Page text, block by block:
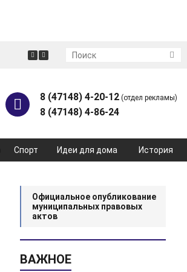
8 (47148) 4-20-12 (отдел рекламы)
8 (47148) 4-86-24
Спорт Идеи для дома История
Официальное опубликование
муниципальных правовых
актов
ВАЖНОЕ